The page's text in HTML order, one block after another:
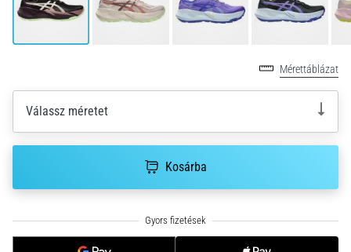
•
11 perces olvasási idő
A
közben
és
után
jelentkező
leggyakoribb
A
Mérettáblázat
Válassz méretet
Kosárba